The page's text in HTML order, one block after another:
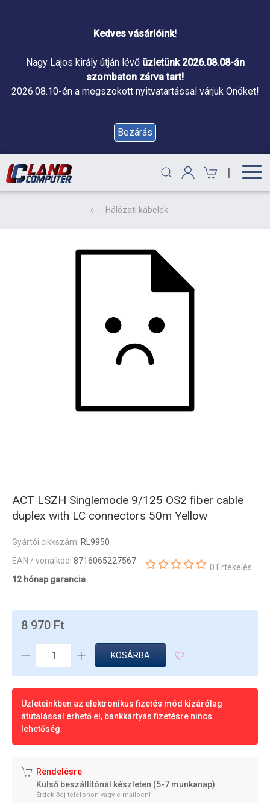
Kedves vásárlóink!
Nagy Lajos király útján lévő üzletünk 2026.08.08-án
szombaton zárva tart!
2026.08.10-én a megszokott nyitvatartással várjuk Önöket!
Bezárás
|
Hálózati kábelek
ACT LSZH Singlemode 9/125 OS2 fiber cable
duplex with LC connectors 50m Yellow
Gyártói cikkszám: RL9950
EAN / vonalkód: 8716065227567
12 hónap garancia
0 Értékelés
8 970 Ft
KOSÁRBA
Üzleteinkben az elektronikus fizetés mód kizárólag
átutalással érhető el, bankkártyás fizetésre nincs
lehetőség.
Rendelésre
Külső beszállítónál készleten (5-7 munkanap)
Érdeklődj telefonon vagy e-mailben!